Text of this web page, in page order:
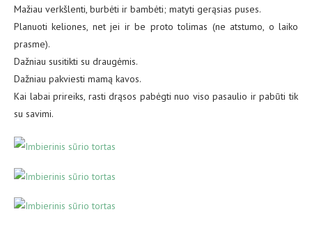
Mažiau verkšlenti, burbėti ir bambėti; matyti gerąsias puses.
Planuoti keliones, net jei ir be proto tolimas (ne atstumo, o laiko
prasme).
Dažniau susitikti su draugėmis.
Dažniau pakviesti mamą kavos.
Kai labai prireiks, rasti drąsos pabėgti nuo viso pasaulio ir pabūti tik
su savimi.